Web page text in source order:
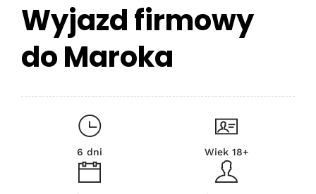
Wyjazd firmowy
do Maroka
6 dni Wiek 18+